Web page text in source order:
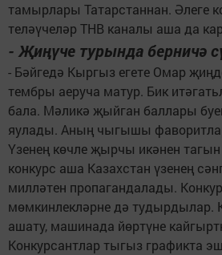
тамырлары Татарстаннан. Әлеге
теләүчеләр ТНВ каналы аша да
- Җиңүче турында берничә
- Бәйгедә Кыргыз егете Омар
тембры аеруча матур. Бик
бала. Мәликә җыйган баллары
яулады. Аның чыгышы
Үзенең көчле җырчы икәнен
конкурс аша Казахстан үзенең
милләтен пропагандалады.
мөмкинлекләрне дә тудырдылар.
ашату, машинада йөртүне
Конкурсантлар тыгыз графикта